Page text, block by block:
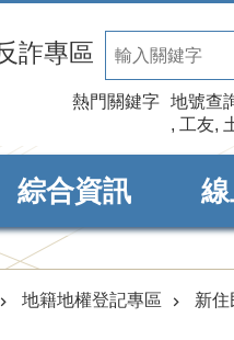
詐專區
熱門關鍵字 地號查
工友
綜合資訊
地籍地權登記專區 新住